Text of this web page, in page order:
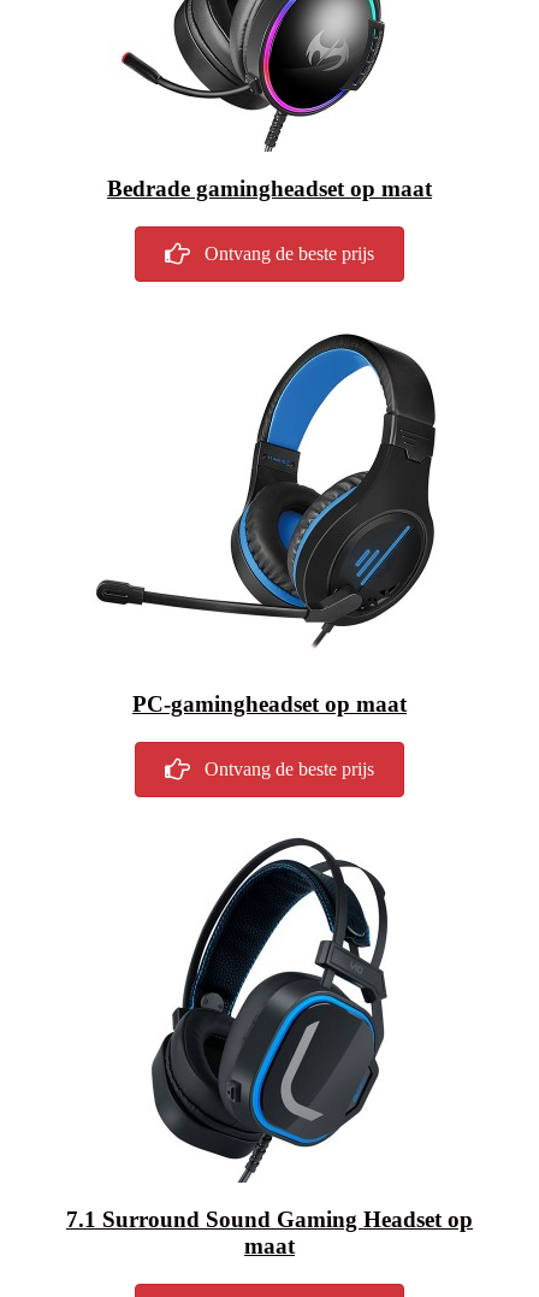
Bedrade gamingheadset op maat
Ontvang de beste prijs
PC-gamingheadset op maat
Ontvang de beste prijs
7.1 Surround Sound Gaming Headset op
maat